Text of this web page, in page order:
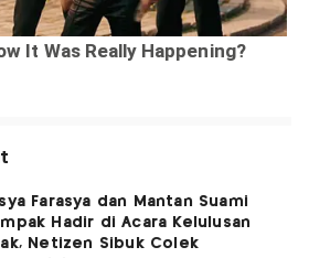
Farasya dan Mantan Suami
Hadir di Acara Kelulusan
Netizen Sibuk Colek